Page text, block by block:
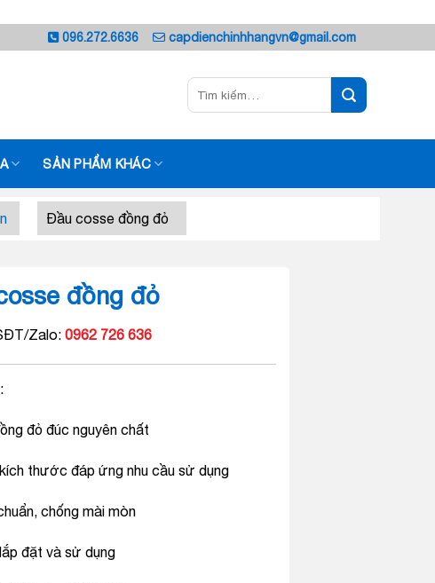
096.272.6636 capdienchinhhangvn@gmail.com
Tìm
kiếm:
SẢN PHẨM KHÁC
Đầu cosse đồng đỏ
đồng đỏ
Zalo: 0962 726 636
đỏ đúc nguyên chất
thước đáp ứng nhu cầu sử dụng
chống mài mòn
đặt và sử dụng